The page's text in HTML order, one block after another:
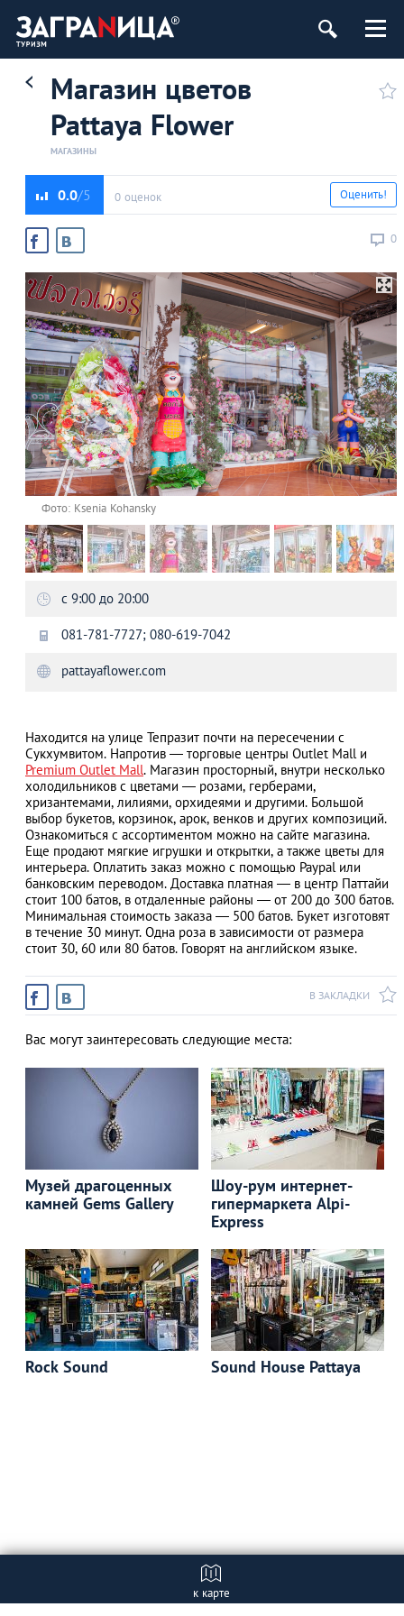
АЗАД
Магазин цветов
Pattaya Flower
МАГАЗИНЫ
0.0 0 оценок
0
Оценить!
Фото: Ksenia Kohansky
с 9:00 до 20:00
081-781-7727; 080-619-7042
pattayaflower.com
Находится на улице Тепразит почти на пересечении с
Сукхумвитом. Напротив — торговые центры Outlet Mall и
Premium Outlet Mall. Магазин просторный, внутри несколько
холодильников с цветами — розами, герберами,
хризантемами, лилиями, орхидеями и другими. Большой
выбор букетов, корзинок, арок, венков и других композиций.
Ознакомиться с ассортиментом можно на сайте магазина.
Еще продают мягкие игрушки и открытки, а также цветы для
интерьера. Оплатить заказ можно с помощью Paypal или
банковским переводом. Доставка платная — в центр Паттайи
стоит 100 батов, в отдаленные районы — от 200 до 300 батов.
Минимальная стоимость заказа — 500 батов. Букет изготовят
в течение 30 минут. Одна роза в зависимости от размера
стоит 30, 60 или 80 батов. Говорят на английском языке.
В ЗАКЛАДКИ
Вас могут заинтересовать следующие места:
Музей драгоценных
камней Gems Gallery
Шоу-рум интернет-
гипермаркета Alpi-
Express
Rock Sound Sound House Pattaya
к карте